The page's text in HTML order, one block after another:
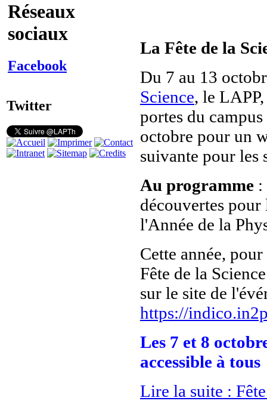
Réseaux
sociaux
Facebook
Twitter
La Fête de la
Du 7 au 13
Science, le
portes du
octobre pour un
suivante pour les
Au programme :
découvertes pour
l'Année de la
Cette année,
Fête de la
sur le site de
https://
Les 7 et 8
accessible à tous
Lire la suite :